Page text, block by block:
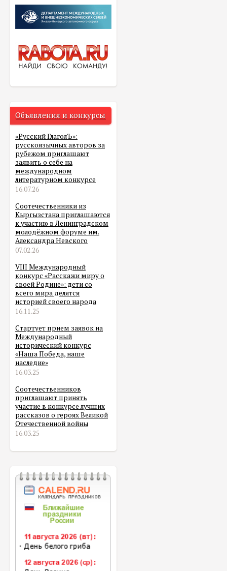
Объявления и конкурсы
«Русский ГлаголЪ»:
русскоязычных авторов за
рубежом приглашают
заявить о себе на
международном
литературном конкурсе
16.07.26
Соотечественники из
Кыргызстана приглашаются
к участию в Ленинградском
молодёжном форуме им.
Александра Невского
07.02.26
VIII Международный
конкурс «Расскажи миру о
своей Родине»: дети со
всего мира делятся
историей своего народа
16.11.25
Стартует прием заявок на
Международный
исторический конкурс
«Наша Победа, наше
наследие»
16.03.25
Соотечественников
приглашают принять
участие в конкурсе лучших
рассказов о героях Великой
Отечественной войны
16.03.25